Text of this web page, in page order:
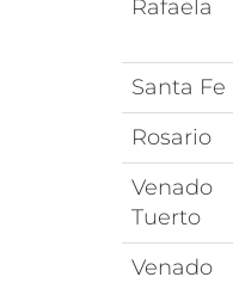
Rafaela
Santa Fe
Rosario
Venado
Tuerto
Venado